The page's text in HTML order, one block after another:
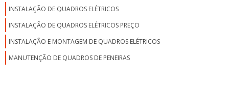
INSTALAÇÃO DE QUADROS ELÉTRICOS
INSTALAÇÃO DE QUADROS ELÉTRICOS PREÇO
INSTALAÇÃO E MONTAGEM DE QUADROS ELÉTRICOS
MANUTENÇÃO DE QUADROS DE PENEIRAS